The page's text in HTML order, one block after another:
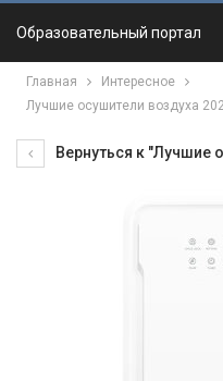
Образовательный портал
Главная
Интересное
Лучшие осушители воздуха
Вернуться к "Лучшие